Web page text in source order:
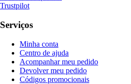
Trustpilot
Serviços
Minha conta
Centro de ajuda
Acompanhar meu pedido
Devolver meu pedido
Códigos promocionais